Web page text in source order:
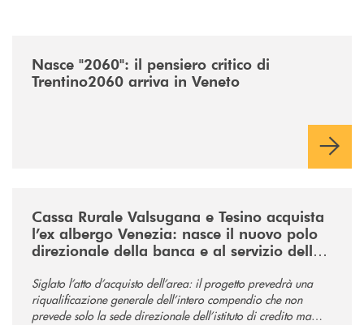
Nasce "2060": il pensiero critico di
Trentino2060 arriva in Veneto
Cassa Rurale Valsugana e Tesino acquista
l’ex albergo Venezia: nasce il nuovo polo
direzionale della banca e al servizio della
Siglato l’atto d’acquisto dell’area: il progetto prevedrà una
riqualificazione generale dell’intero compendio che non
prevede solo la sede direzionale dell’istituto di credito ma